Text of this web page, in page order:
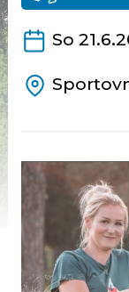
So